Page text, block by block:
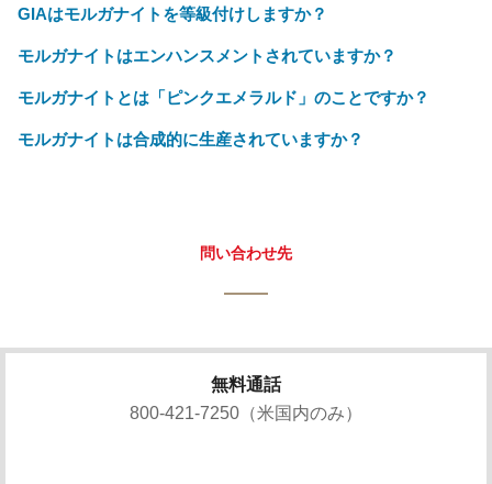
GIAはモルガナイトを等級付けしますか？
モルガナイトはエンハンスメントされていますか？
モルガナイトとは「ピンクエメラルド」のことですか？
モルガナイトは合成的に生産されていますか？
問い合わせ先
無料通話
800-421-7250（米国内のみ）